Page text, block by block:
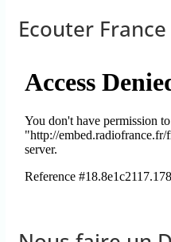
Ecouter